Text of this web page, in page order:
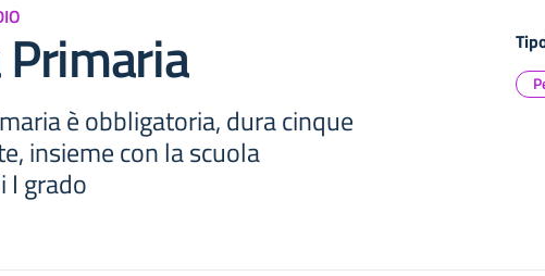
è obbligatoria, dura cinque
insieme con la scuola
I grado